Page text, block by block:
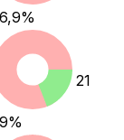
%
%
21